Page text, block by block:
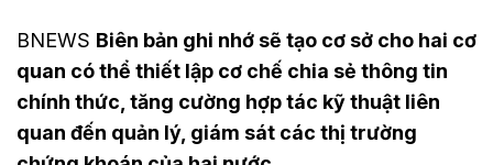
BNEWS Biên bản ghi nhớ sẽ tạo cơ sở cho hai cơ
quan có thể thiết lập cơ chế chia sẻ thông tin
chính thức, tăng cường hợp tác kỹ thuật liên
quan đến quản lý, giám sát các thị trường